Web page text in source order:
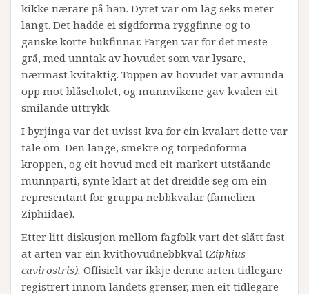
kikke nærare på han. Dyret var om lag seks meter
langt. Det hadde ei sigdforma ryggfinne og to
ganske korte bukfinnar. Fargen var for det meste
grå, med unntak av hovudet som var lysare,
nærmast kvitaktig. Toppen av hovudet var avrunda
opp mot blåseholet, og munnvikene gav kvalen eit
smilande uttrykk.
I byrjinga var det uvisst kva for ein kvalart dette var
tale om. Den lange, smekre og torpedoforma
kroppen, og eit hovud med eit markert utståande
munnparti, synte klart at det dreidde seg om ein
representant for gruppa nebbkvalar (famelien
Ziphiidae).
Etter litt diskusjon mellom fagfolk vart det slått fast
at arten var ein kvithovudnebbkval (Ziphius
cavirostris). Offisielt var ikkje denne arten tidlegare
registrert innom landets grenser, men eit tidlegare